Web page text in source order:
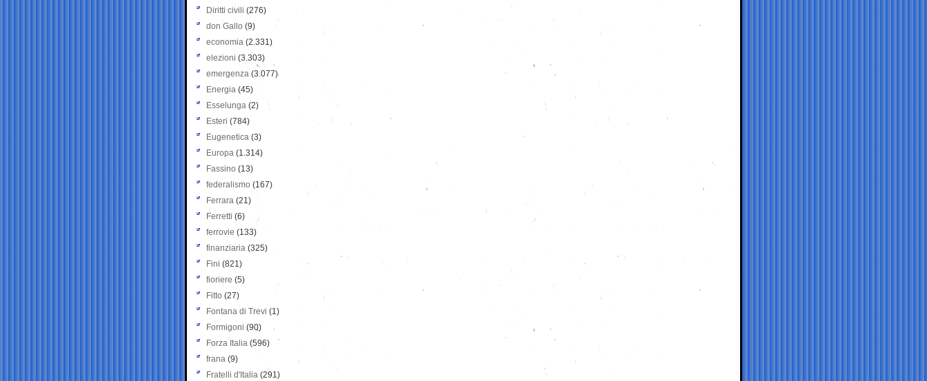
Diritti civili (276)
don Gallo (9)
economia (2.331)
elezioni (3.303)
emergenza (3.077)
Energia (45)
Esselunga (2)
Esteri (784)
Eugenetica (3)
Europa (1.314)
Fassino (13)
federalismo (167)
Ferrara (21)
Ferretti (6)
ferrovie (133)
finanziaria (325)
Fini (821)
fioriere (5)
Fitto (27)
Fontana di Trevi (1)
Formigoni (90)
Forza Italia (596)
frana (9)
Fratelli d'Italia (291)